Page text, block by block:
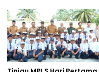
kepada Pelajar MPLS